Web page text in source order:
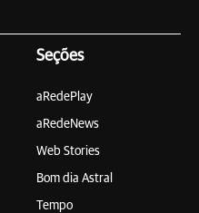
Seções
aRedePlay
aRedeNews
Web Stories
Bom dia Astral
Tempo